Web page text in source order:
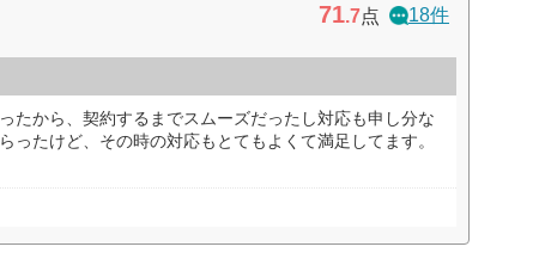
71.7点 18件
たから、契約するまでスムーズだったし対応も申し分な
ったけど、その時の対応もとてもよくて満足してます。